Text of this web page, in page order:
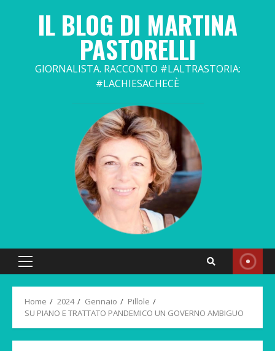
IL BLOG DI MARTINA
PASTORELLI
GIORNALISTA. RACCONTO #LALTRASTORIA:
#LACHIESACHECÈ
Primary
Home 2024 Gennaio
Pillole
SU PIANO E TRATTATO PANDEMICO UN GOVERNO AMBIGUO